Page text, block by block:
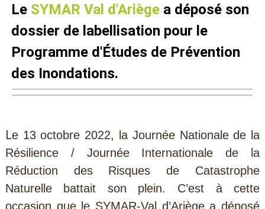
Le SYMAR Val d'Ariège a déposé son
dossier de labellisation pour le
Programme d'Études de Prévention
des Inondations.
Le 13 octobre 2022, la Journée Nationale de la
Résilience / Journée Internationale de la
Réduction des Risques de Catastrophe
Naturelle battait son plein. C’est à cette
occasion que le SYMAR-Val d’Ariège a déposé